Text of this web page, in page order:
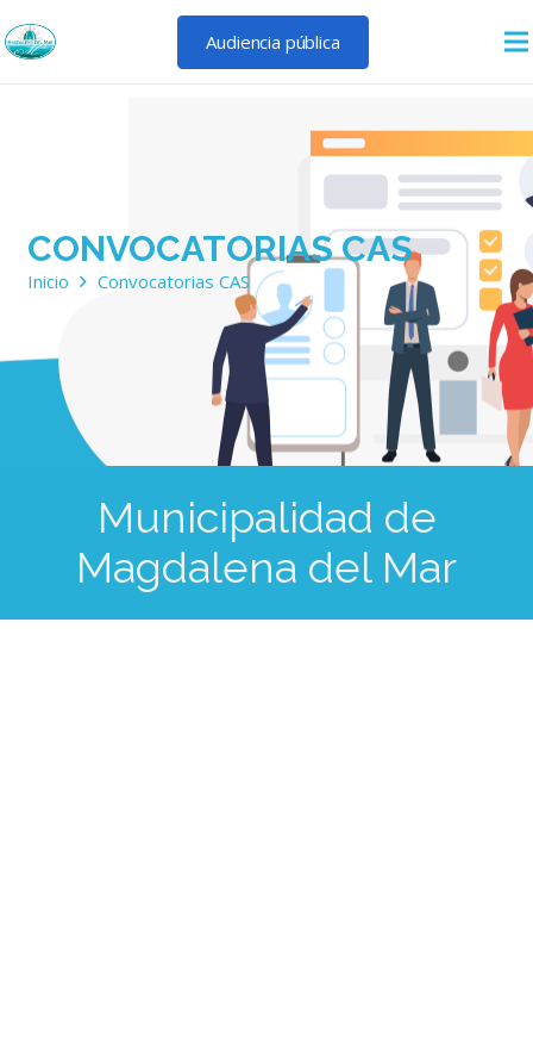
Audiencia pública
CONVOCATORIAS CAS
Inicio Convocatorias CAS
Municipalidad de
Magdalena del Mar